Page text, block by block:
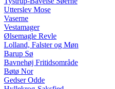
Utterslev Mose
Vaserne
Vestamager
Ølsemagle Revle
Lolland, Falster og Møn
Barup Sø
Bavnehøj Fritidsområde
Bøtø Nor
Gedser Odde